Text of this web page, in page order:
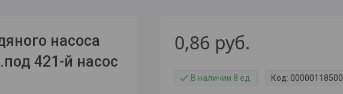
насоса
421-й насос
0,86 руб.
В наличии 8 ед. Код: 00000118500